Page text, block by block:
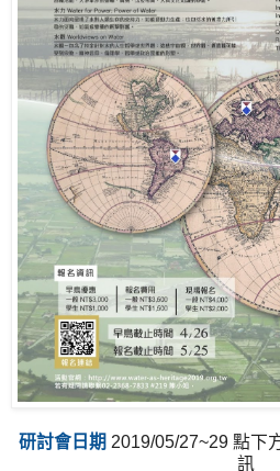
研討會日期 2019/05/27~29 點下
訊